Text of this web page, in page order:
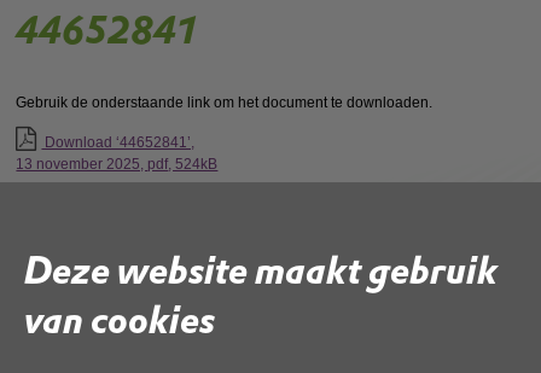
Deze website maakt gebruik
van cookies
44652841
Gebruik de onderstaande link om het document te downloaden.
Download ‘44652841’,
13 november 2025, pdf, 524kB